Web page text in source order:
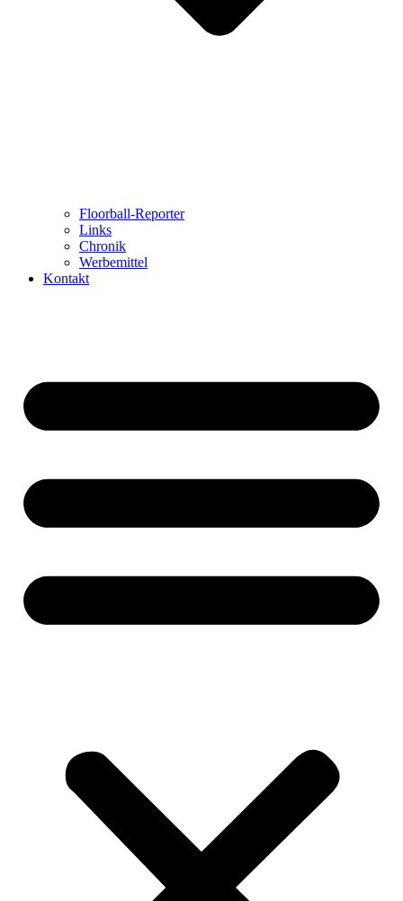
Floorball-Reporter
Links
Chronik
Werbemittel
Kontakt